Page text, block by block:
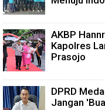
AKBP
Kapolres
Prasojo
DPRD
Jangan